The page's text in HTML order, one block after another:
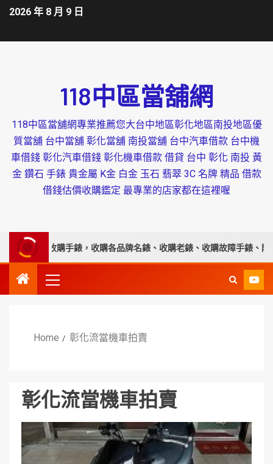
2026 年 8 月 9 日
118中區當舖網
118中區當舖網專業推薦您大台中地區彰化地區南投地區優
質當舖 台中當舖 彰化當舖 南投當舖 台中汽車借款 台中機
車借錢 彰化汽車借錢 彰化機車借款 借貸 台中 彰化 南投 黃
金 鑽石 手錶 貴金屬 K金 白金 玉石 翡翠 3C 名牌 精品 借款
借錢估價收購鑑定 最專業的店家都在這裡喔
高價收購手錶，收購各品牌名錶、收購老錶、收購故障手錶、附設平
Home 彰化流當機車拍賣
彰化流當機車拍賣